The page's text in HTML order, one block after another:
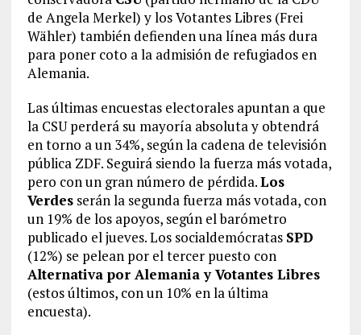
de Angela Merkel) y los Votantes Libres (Frei
Wähler) también defienden una línea más dura
para poner coto a la admisión de refugiados en
Alemania.
Las últimas encuestas electorales apuntan a que
la CSU perderá su mayoría absoluta y obtendrá
en torno a un 34%, según la cadena de televisión
pública ZDF. Seguirá siendo la fuerza más votada,
pero con un gran número de pérdida.Los
Verdesserán la segunda fuerza más votada, con
un 19% de los apoyos, según el barómetro
publicado el jueves. Los socialdemócratas SPD
(12%) se pelean por el tercer puesto con
Alternativa por Alemania y Votantes Libres
(estos últimos, con un 10% en la última
encuesta).